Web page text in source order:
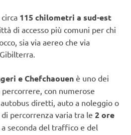
115 chilometri a sud-est
di accesso più comuni per chi
sia via aereo che via
e Chefchaouen è uno dei
con numerose
diretti, auto a noleggio o
percorrenza varia tra le 2 ore
, a seconda del traffico e del